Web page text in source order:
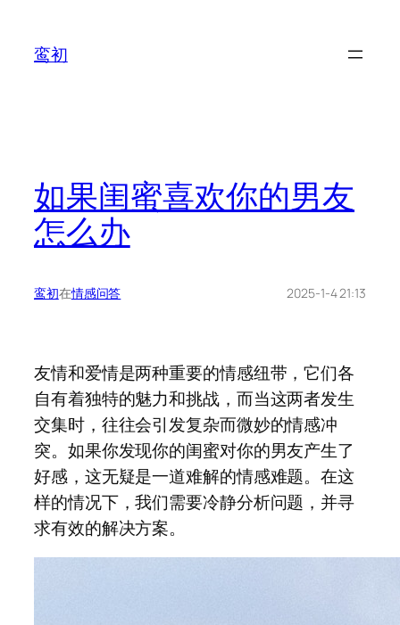
鸾初
如果闺蜜喜欢你的男友
怎么办
鸾初在情感问答 2025-1-4 21:13
友情和爱情是两种重要的情感纽带，它们各
自有着独特的魅力和挑战，而当这两者发生
交集时，往往会引发复杂而微妙的情感冲
突。如果你发现你的闺蜜对你的男友产生了
好感，这无疑是一道难解的情感难题。在这
样的情况下，我们需要冷静分析问题，并寻
求有效的解决方案。